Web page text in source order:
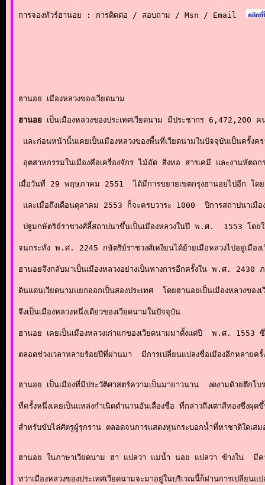
การจองทัวร์ฮานอย : การติดต่อ / สอบถาม / Msn / Email
ฮานอย เมืองหลวงของเวียดนาม
ฮานอย เป็นเมืองหลวงของประเทศเวียดนาม มีประชากร 6,472,200
และก่อนหน้านั้นเคยเป็นเมืองหลวงของพื้นที่เวียดนามในปัจจุบันเป็นค
อุตสาหกรรมในเมืองคือเครื่องจักร ไม้อัด สิ่งทอ สารเคมี และงานหัตถก
เมื่อวันที่ 29 พฤษภาคม 2551  ได้มีการขยายเขตกรุงฮานอยไปอีก โดย
และเมื่อถึงเดือนตุลาคม 2553 ก็จะครบวาระ 1000  ปีการสถาปนาเ
ปฐมกษัตริย์ราชวงศ์ลี้สถาปนาขึ้นเป็นเมืองหลวงในปี พ.ศ.  1553 โดย
จนกระทั่ง พ.ศ. 2245 กษัตริย์ราชวงศ์เหงียนได้ย้ายเมือหลวงไปอยู่เมือง
ฮานอยจึงกลับมาเป็นเมืองหลวงอย่างเป็นทางการอีกครั้งใน พ.ศ. 2430
ดินแดนเวียดนามแยกออกเป็นสองประเทศ  โดยฮานอยเป็นเมืองหลวงของ
จึงเป็นเมืองหลวงหนึ่งเดียวของเวียดนามในปัจจุบัน
ฮานอย เคยเป็นเมืองหลวงเก่าแก่ของเวียดนามมาตั้งแต่ปี  พ.ศ.
ตลอดช่วงเวลาหลายร้อยปีที่ผ่านมา  มีการเปลี่ยนแปลงชื่อเมืองอีกหลาย
ฮานอย เป็นเมืองที่มีประวัติศาสตร์ความเป็นมายาวนาน  งดงามด้วยตึก
ที่ครั้งหนึ่งเคยเป็นแหล่งกำเนิดตำนานอันเลื่องชื่อ ที่กล่าวถึงเต่าสีทองซึ่งผุ
สำหรับขับไล่ศัตรูผู้รุกราน ตลอดจนการแสดงหุ่นกระบอกน้ำที่หาชาติใดเ
ฮานอย ในภาษาเวียดนาม ฮา แปลว่า แม่น้ำ นอย แปลว่า ข้างใน  มี
ทว่าเมืองหลวงของประเทศเวียดนามจะมาอยู่ในบริเวณนี้ก็ผ่านการเปลี่